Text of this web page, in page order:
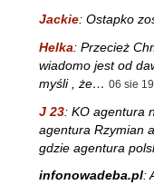
Jackie: Ostapko
Helka: Przecież
wiadomo jest od
myśli , że… 06 sie
J 23: KO agentura
agentura Rzymian
gdzie agentura
infonowadeba.pl: